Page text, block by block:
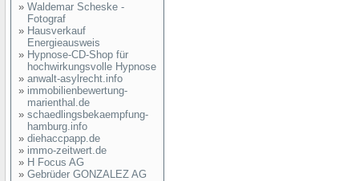
» Waldemar Scheske -
Fotograf
» Hausverkauf
Energieausweis
» Hypnose-CD-Shop für
hochwirkungsvolle Hypnose
» anwalt-asylrecht.info
» immobilienbewertung-
marienthal.de
» schaedlingsbekaempfung-
hamburg.info
» diehaccpapp.de
» immo-zeitwert.de
» H Focus AG
» Gebrüder GONZALEZ AG